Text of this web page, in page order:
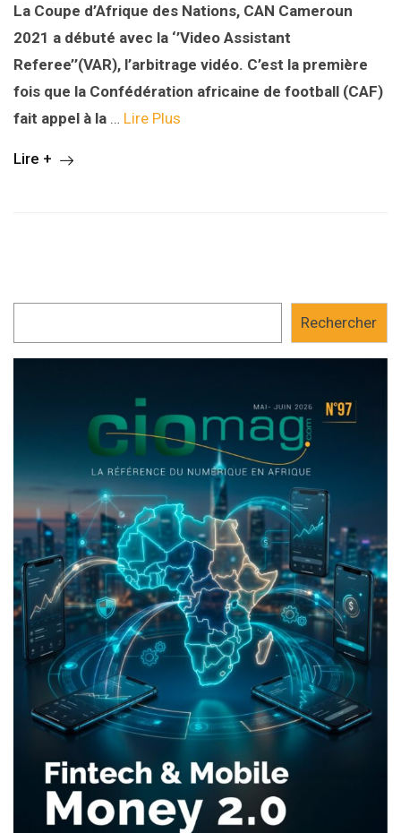
La Coupe d’Afrique des Nations, CAN Cameroun
2021 a débuté avec la ‘’Video Assistant
Referee’’(VAR), l’arbitrage vidéo. C’est la première
fois que la Confédération africaine de football (CAF)
fait appel à la … Lire Plus
Lire +
Rechercher